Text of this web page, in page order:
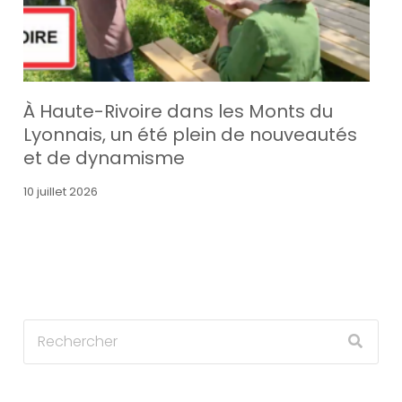
À Haute-Rivoire dans les Monts du
Lyonnais, un été plein de nouveautés
et de dynamisme
10 juillet 2026